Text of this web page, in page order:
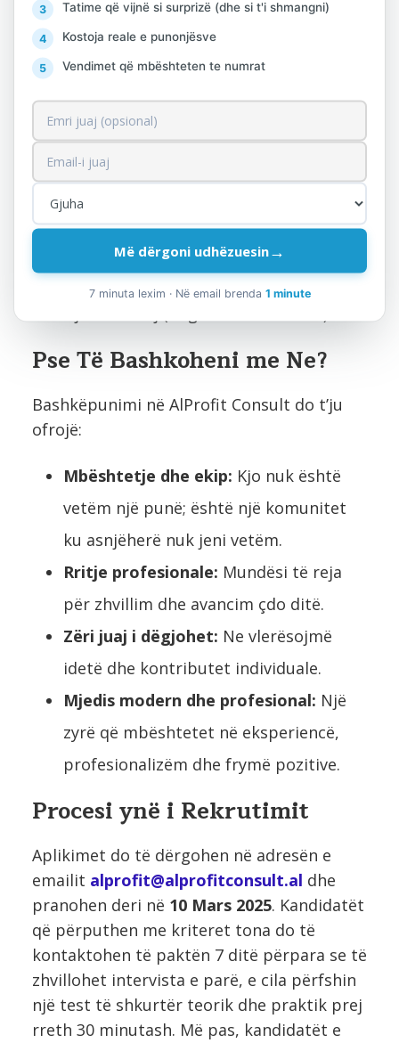
dëshirë për të mësuar.
Kontabilitetit ose fusha të ngjashme.
Njohuri të thella në raportimin
financiar, buxhetim, kontabilitet të
3-5 vjet eksperiencë pune në pozicione
të ngjashme.
Pse Të Bashkoheni me Ne?
Bashkëpunimi në AlProfit Consult do t’ju
ofrojë:
Mbështetje dhe ekip: Kjo nuk është
vetëm një punë; është një komunitet
ku asnjëherë nuk jeni vetëm.
Rritje profesionale: Mundësi të reja
për zhvillim dhe avancim çdo ditë.
Zëri juaj i dëgjohet: Ne vlerësojmë
idetë dhe kontributet individuale.
Mjedis modern dhe profesional: Një
zyrë që mbështetet në eksperiencë,
profesionalizëm dhe frymë pozitive.
Procesi ynë i Rekrutimit
Aplikimet do të dërgohen në adresën e
emailit alprofit@alprofitconsult.al dhe
pranohen deri në 10 Mars 2025. Kandidatët
që përputhen me kriteret tona do të
kontaktohen të paktën 7 ditë përpara se të
zhvillohet intervista e parë, e cila përfshin
një test të shkurtër teorik dhe praktik prej
rreth 30 minutash. Më pas, kandidatët e
Tatime që vijnë si surprizë (dhe si t'i shmangni)
Kostoja reale e punonjësve
Vendimet që mbështeten te numrat
Më dërgoni udhëzuesin→
7 minuta lexim · Në email brenda 1 minute